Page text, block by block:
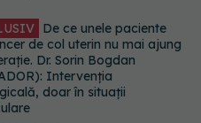
în Europa după un nou caz
Anzi, singura tulpină
transmite de la om la om
20:06